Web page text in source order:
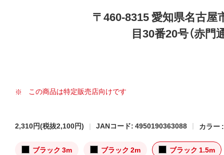
〒460-8315 愛知県名古屋
目30番20号（赤門
この商品は特定販売店向けです
2,310円(税抜2,100円) JANコード: 4950190363088 カラー :
ブラック 3m ブラック 2m ブラック 1.5m